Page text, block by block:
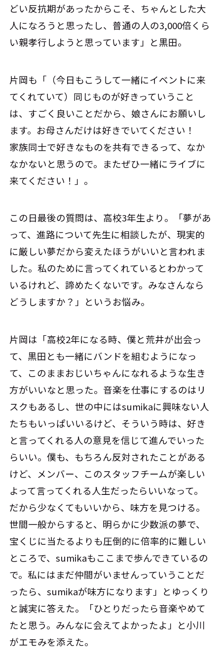
どい反抗期があったからこそ、ちゃんとした大
人になろうと思ったし、普通の人の3,000倍くら
い親孝行しようと思っています」と黒田。
片岡も「（今日もこうして一緒にイベントに来
てくれていて）同じものが好きっていうこと
は、すごく良いことだから、娘さんにお願いし
ます。お母さんだけは好きでいてください！
家族同士で好きなものを共有できるって、なか
なかないと思うので。またぜひ一緒にライブに
来てください！」。
この日最後の質問は、高校3年生より。「夢があ
って、進路について先生に相談したが、現実的
に厳しい夢だから変えたほうがいいと言われま
した。私のために言ってくれているとわかって
いるけれど、諦めたくないです。みなさんなら
どうしますか？」というお悩み。
片岡は「高校2年になる時、僕と荒井が出会っ
て、黒田とも一緒にバンドを組むようになっ
て、このままおじいちゃんになれるような生き
方がいいなと思った。音楽を仕事にするのはリ
スクもあるし、世の中にはsumikaに興味ない人
たちもいっぱいいるけど、そういう時は、好き
と言ってくれる人の意見を信じて進んでいった
らいい。僕も、もちろん反対されたことがある
けど、メンバー、このスタッフチームが楽しい
よって言ってくれる人生だったらいいなって。
だから少なくてもいいから、味方を見つける。
世間一般からすると、明らかに少数派の夢で、
宝くじに当たるよりも圧倒的に倍率的に難しい
ところで、sumikaもここまで歩んできているの
で。私にはまだ仲間がいませんっていうことだ
ったら、sumikaが味方になります」とゆっくり
と誠実に答えた。「ひとりだったら音楽やめて
たと思う。みんなに会えてよかったよ」と小川
がエモみを添えた。